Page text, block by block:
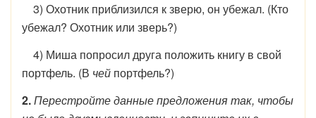
3) Охотник приблизился к зверю, он убежал. (Кто
убежал? Охотник или зверь?)
4) Миша попросил друга положить книгу в свой
портфель. (В чей портфель?)
2.Перестройте данные предложения так, чтобы